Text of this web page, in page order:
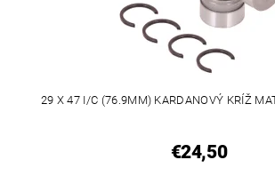
29 X 47 I/C (76.9MM) KARDANOVÝ KRÍŽ
€24,50